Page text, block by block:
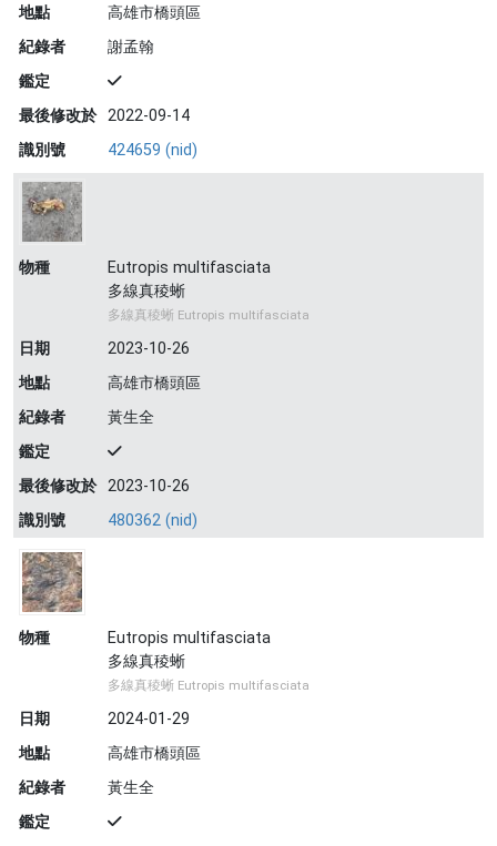
地點
高雄市橋頭區
紀錄者
謝孟翰
鑑定
最後修改於 2022-09-14
識別號
424659 (nid)
物種
Eutropis multifasciata
多線真稜蜥
多線真稜蜥 Eutropis multifasciata
日期
2023-10-26
地點
高雄市橋頭區
紀錄者
黃生全
鑑定
最後修改於 2023-10-26
識別號
480362 (nid)
物種
Eutropis multifasciata
多線真稜蜥
多線真稜蜥 Eutropis multifasciata
日期
2024-01-29
地點
高雄市橋頭區
紀錄者
黃生全
鑑定